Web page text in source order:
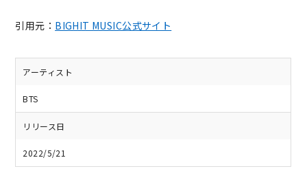
引用元： BIGHIT MUSIC公式サイト
アーティスト
BTS
リリース日
2022/5/21